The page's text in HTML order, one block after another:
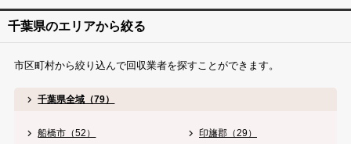
千葉県のエリアから絞る
市区町村から絞り込んで回収業者を探すことができます。
千葉県全域（79）
船橋市（52） 印旛郡（29）